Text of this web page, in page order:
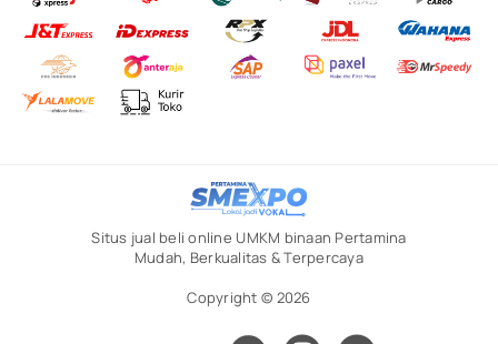
Situs jual beli online UMKM binaan Pertamina
Mudah, Berkualitas & Terpercaya
Copyright © 2026